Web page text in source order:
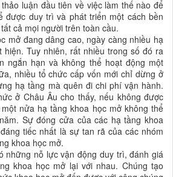
luận đầu tiên về việc làm thế nào để
được duy trì và phát triển một cách bền
cả mọi người trên toàn cầu.
mở đang dâng cao, ngày càng nhiều hạ
hiện. Tuy nhiên, rất nhiều trong số đó ra
ngắn hạn và không thể hoạt động một
nhiều tổ chức cấp vốn mới chỉ dừng ở
hạ tầng mà quên đi chi phí vận hành.
ở Châu Âu cho thấy, nếu không được
nửa hạ tầng khoa học mở không thể
Sự đóng cửa của các hạ tầng khoa
tiếc nhất là sự tan rã của các nhóm
khoa học mở.
những nỗ lực vận động duy trì, đánh giá
khoa học mở lại với nhau. Chúng tạo